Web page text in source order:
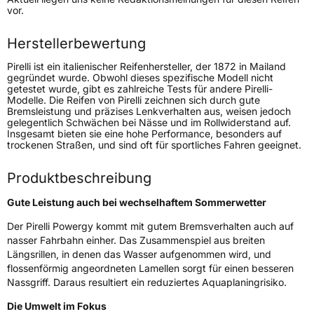
Lastindex101
Höchstlast825 kg
Gewicht (in kg)
11,09 kg
Generelle Merkmale
FahrzeugtypSUV
VerwendungSommerreifen
FahrzeugartPKW & SUV
Weitere Eigenschaften
Schlauchtyp TL
Zustand Neureifen
vor.
Herstellerbewertung
Pirelli ist ein italienischer Reifenhersteller, der 1872 in Mailand
gegründet wurde. Obwohl dieses spezifische Modell nicht
getestet wurde, gibt es zahlreiche Tests für andere Pirelli-
Modelle. Die Reifen von Pirelli zeichnen sich durch gute
Bremsleistung und präzises Lenkverhalten aus, weisen jedoch
gelegentlich Schwächen bei Nässe und im Rollwiderstand auf.
Insgesamt bieten sie eine hohe Performance, besonders auf
trockenen Straßen, und sind oft für sportliches Fahren geeignet.
Produktbeschreibung
Gute Leistung auch bei wechselhaftem Sommerwetter
Der Pirelli Powergy kommt mit gutem Bremsverhalten auch auf
nasser Fahrbahn einher. Das Zusammenspiel aus breiten
Längsrillen, in denen das Wasser aufgenommen wird, und
flossenförmig angeordneten Lamellen sorgt für einen besseren
Nassgriff. Daraus resultiert ein reduziertes Aquaplaningrisiko.
Die Umwelt im Fokus